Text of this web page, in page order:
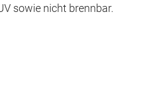
sowie nicht brennbar.